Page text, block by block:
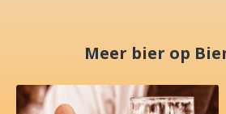
Meer bier op